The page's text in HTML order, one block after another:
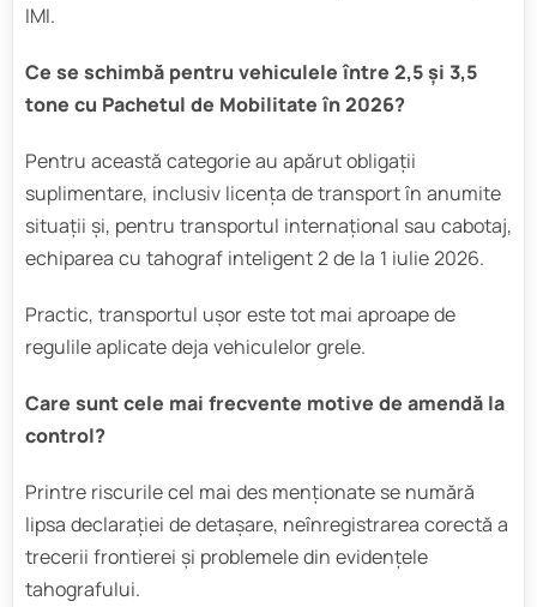
IMI.
Ce se schimbă pentru vehiculele între 2,5 și 3,5
tone cu Pachetul de Mobilitate în 2026?
Pentru această categorie au apărut obligații
suplimentare, inclusiv licența de transport în anumite
situații și, pentru transportul internațional sau cabotaj,
echiparea cu tahograf inteligent 2 de la 1 iulie 2026.
Practic, transportul ușor este tot mai aproape de
regulile aplicate deja vehiculelor grele.
Care sunt cele mai frecvente motive de amendă la
control?
Printre riscurile cel mai des menționate se numără
lipsa declarației de detașare, neînregistrarea corectă a
trecerii frontierei și problemele din evidențele
tahografului.